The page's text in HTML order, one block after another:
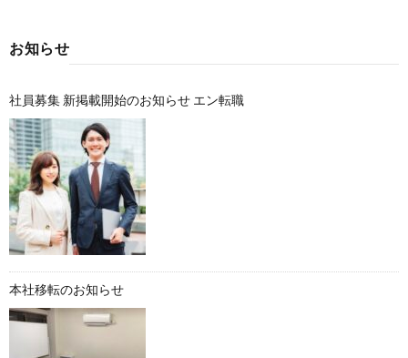
お知らせ
社員募集 新掲載開始のお知らせ エン転職
本社移転のお知らせ